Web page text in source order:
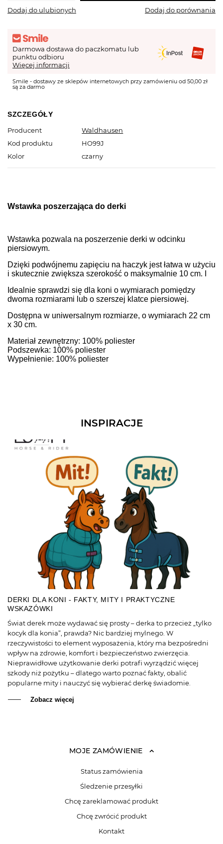
Dodaj do ulubionych Dodaj do porównania
Darmowa dostawa do paczkomatu lub
punktu odbioru
Więcej informacji
Smile - dostawy ze sklepów internetowych przy zamówieniu od 50,00 zł
są za darmo
SZCZEGÓŁY
Producent
Waldhausen
Kod produktu
HO99J
Kolor
czarny
Wstawka poszerzająca do derki
Wstawka pozwala na poszerzenie derki w odcinku
piersiowym.
Dzięki podwójnemu zapięciu na haczyk jest łatwa w użyciu
i skutecznie zwiększa szerokość o maksymalnie 10 cm. I
Idealnie sprawdzi się dla koni o wymiarach pomiędzy
dwoma rozmiarami lub o szerszej klatce piersiowej.
Dostępna w uniwersalnym rozmiarze, o wymiarach 22 cm
x 30 cm.
Materiał zewnętrzny: 100% poliester
Podszewka: 100% poliester
Wypełnienie: 100% poliester
INSPIRACJE
DERKI DLA KONI - FAKTY, MITY I PRAKTYCZNE
WSKAZÓWKI
Świat derek może wydawać się prosty – derka to przecież „tylko
kocyk dla konia”, prawda? Nic bardziej mylnego. W
rzeczywistości to element wyposażenia, który ma bezpośredni
wpływ na zdrowie, komfort i bezpieczeństwo zwierzęcia.
Nieprawidłowe użytkowanie derki potrafi wyrządzić więcej
szkody niż pożytku – dlatego warto poznać fakty, obalić
popularne mity i nauczyć się wybierać derkę świadomie.
Zobacz więcej
MOJE ZAMÓWIENIE
Status zamówienia
Śledzenie przesyłki
Chcę zareklamować produkt
Chcę zwrócić produkt
Kontakt